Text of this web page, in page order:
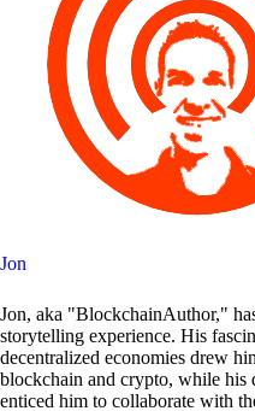
Jon
Jon, aka "BlockchainAuthor,"
storytelling experience. His
decentralized economies drew
blockchain and crypto, while his
enticed him to collaborate with